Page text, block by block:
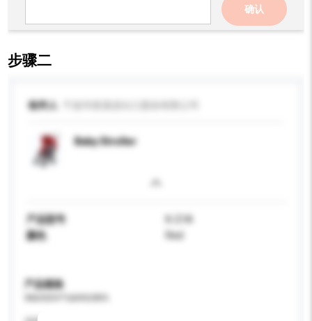
确认
步骤二
收件人
Baby Stroller
产品型号
K-21A
颜色
Red
产品规格